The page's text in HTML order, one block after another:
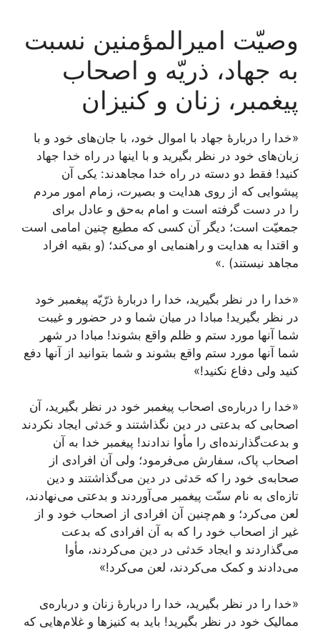
وصیّت امیرالمؤمنین نسبت
به جهاد، ذریّه و اصحاب
پیغمبر، زنان و کنیزان
«خدا را دربارۀ جهاد با اموال خود، با جان‌های خود و با
زبان‌های خود در نظر بگیرید و با اینها در راه خدا جهاد
کنید! فقط دو دسته در راه خدا مجاهدند: یکی آن
پیشوایی که از روی هدایت و بصیرت، زمام امور مردم
را در دست گرفته است و امام به‌حق و عادل برای
جمعیّت است؛ دیگر آن کسی که مطیع چنین امامی است
و اقتدا به هدایت و راهنمایی او می‌کند؛ (و بقیه افراد
مجاهد نیستند) .»
«خدا را در نظر بگیرید، خدا را دربارۀ ذرّیّه پیغمبر خود
در نظر بگیرید! مبادا در میان شما و در حضور و غیبت
شما آنها مورد ستم و ظلم واقع بشوند! مبادا در شهر
شما آنها مورد ستم واقع بشوند و شما بتوانید از آنها دفع
کنید ولی دفاع نکنید!»
«خدا را درباره‌ی اصحاب پیغمبر خود در نظر بگیرید، آن
اصحابی که بدعتی در دین نگذاشتند و حَدثی ایجاد نکردند
و بدعت‌گذارنده‌ای را مأوا ندادند! پیغمبر خدا به آن
اصحاب پاک، سفارش می‌فرمود؛ ولی آن افرادی از
صحابه‌ی خود را که حَدثی در دین می‌گذاشتند و دین
تازه‌ای به نام سنّت پیغمبر می‌آوردند و بدعتی می‌نهادند،
لعن می‌کرد؛ و هم‌چنین آن افرادی از اصحاب خود و از
غیر از اصحاب خود را که به آن افرادی که بدعت
می‌گذاردند و ایجاد حَدثی در دین می‌کردند، مأوا
می‌دادند و کمک می‌کردند، لعن می‌کرد!»
«خدا را در نظر بگیرید، خدا را دربارۀ زنان و درباره‌ی
ممالیک خود در نظر بگیرید! باید به کنیزها و غلام‌هایی که